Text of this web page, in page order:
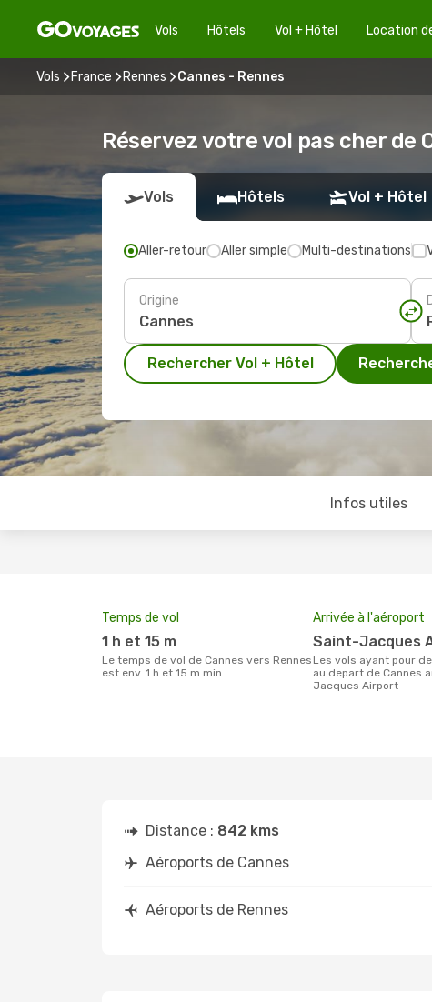
Vols Hôtels Vol + Hôtel Location
Vols France Rennes Cannes - Rennes
Réservez votre vol pas cher de
Vols Hôtels Vol + Hôtel
Aller-retour Aller simple Multi-destinations
Origine
Rechercher Vol + Hôtel
Infos utiles
Temps de vol
1 h et 15 m
Le temps de vol de Cannes vers Rennes
est env. 1 h et 15 m min.
Arrivée à l'aéroport
Saint-Jacques
Les vols ayant pour destination Rennes
au depart de Cannes
Jacques Airport
Distance : 842 kms
Aéroports de Cannes
Aéroports de Rennes